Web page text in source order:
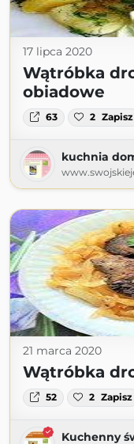
17 lipca 2020
Wątróbka
obiadowe
63 2 Zapisz
kuchnia
21 marca 2020
Wątróbka
52 2 Zapisz
Kuchenny